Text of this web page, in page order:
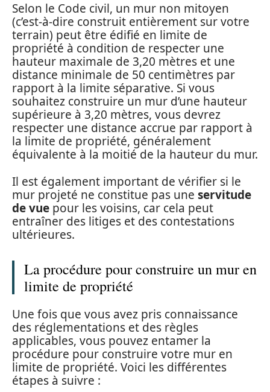
Selon le Code civil, un mur non mitoyen
(c’est-à-dire construit entièrement sur votre
terrain) peut être édifié en limite de
propriété à condition de respecter une
hauteur maximale de 3,20 mètres et une
distance minimale de 50 centimètres par
rapport à la limite séparative. Si vous
souhaitez construire un mur d’une hauteur
supérieure à 3,20 mètres, vous devrez
respecter une distance accrue par rapport à
la limite de propriété, généralement
équivalente à la moitié de la hauteur du mur.
Il est également important de vérifier si le
mur projeté ne constitue pas une servitude
de vue pour les voisins, car cela peut
entraîner des litiges et des contestations
ultérieures.
La procédure pour construire un mur en
limite de propriété
Une fois que vous avez pris connaissance
des réglementations et des règles
applicables, vous pouvez entamer la
procédure pour construire votre mur en
limite de propriété. Voici les différentes
étapes à suivre :